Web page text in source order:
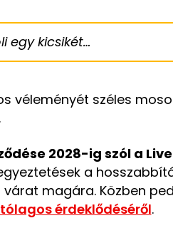
egy kicsikét…
véleményét széles
2028-ig szól a
a
magára. Közben
érdeklődéséről.